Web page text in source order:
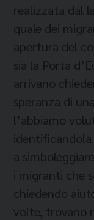
realizzata dal
quale dei
apertura del
sia la Porta
arrivano
speranza di
l’abbiamo
a
i migranti che
chiedendo
volte, trovano